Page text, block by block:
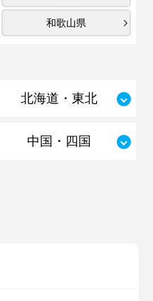
和歌山県
北海道・東北
中国・四国